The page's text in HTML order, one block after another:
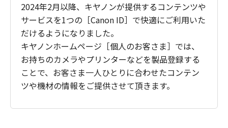
2024年2月以降、キヤノンが提供するコンテンツや
サービスを1つの［Canon ID］で快適にご利用いた
だけるようになりました。
キヤノンホームページ［個人のお客さま］では、
お持ちのカメラやプリンターなどを製品登録する
ことで、お客さま一人ひとりに合わせたコンテン
ツや機材の情報をご提供させて頂きます。